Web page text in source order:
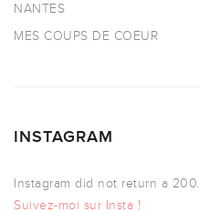
NANTES
MES COUPS DE COEUR
INSTAGRAM
Instagram did not return a 200.
Suivez-moi sur Insta !